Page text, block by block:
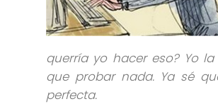
querría yo hacer eso? Yo
que probar nada. Ya sé
perfecta.